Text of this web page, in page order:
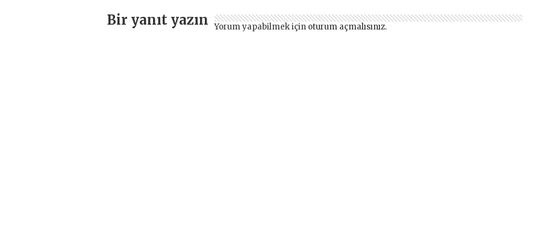
Bir yanıt yazın Yorum yapabilmek için oturum açmalısınız.